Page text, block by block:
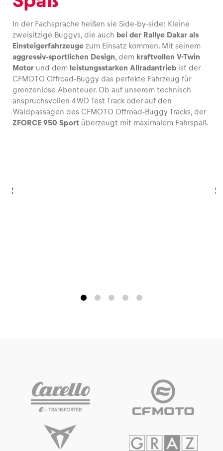
In der Fachsprache heißen sie Side-by-side: Kleine
zweisitzige Buggys, die auch bei der Rallye Dakar als
Einsteigerfahrzeuge zum Einsatz kommen. Mit seinem
aggressiv-sportlichen Design, dem kraftvollen V-Twin
Motor und dem leistungsstarken Allradantrieb ist der
CFMOTO Offroad-Buggy das perfekte Fahrzeug für
grenzenlose Abenteuer. Ob auf unserem technisch
anspruchsvollen 4WD Test Track oder auf den
Waldpassagen des CFMOTO Offroad-Buggy Tracks, der
ZFORCE 950 Sport überzeugt mit maximalem Fahrspaß.